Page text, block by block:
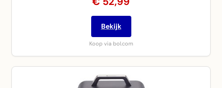
Bekijk
Koop via bol.com